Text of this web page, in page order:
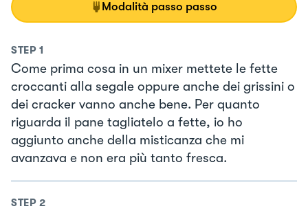
Modalità passo passo
STEP 1
Come prima cosa in un mixer mettete le fette
croccanti alla segale oppure anche dei grissini o
dei cracker vanno anche bene. Per quanto
riguarda il pane tagliatelo a fette, io ho
aggiunto anche della misticanza che mi
avanzava e non era più tanto fresca.
STEP 2